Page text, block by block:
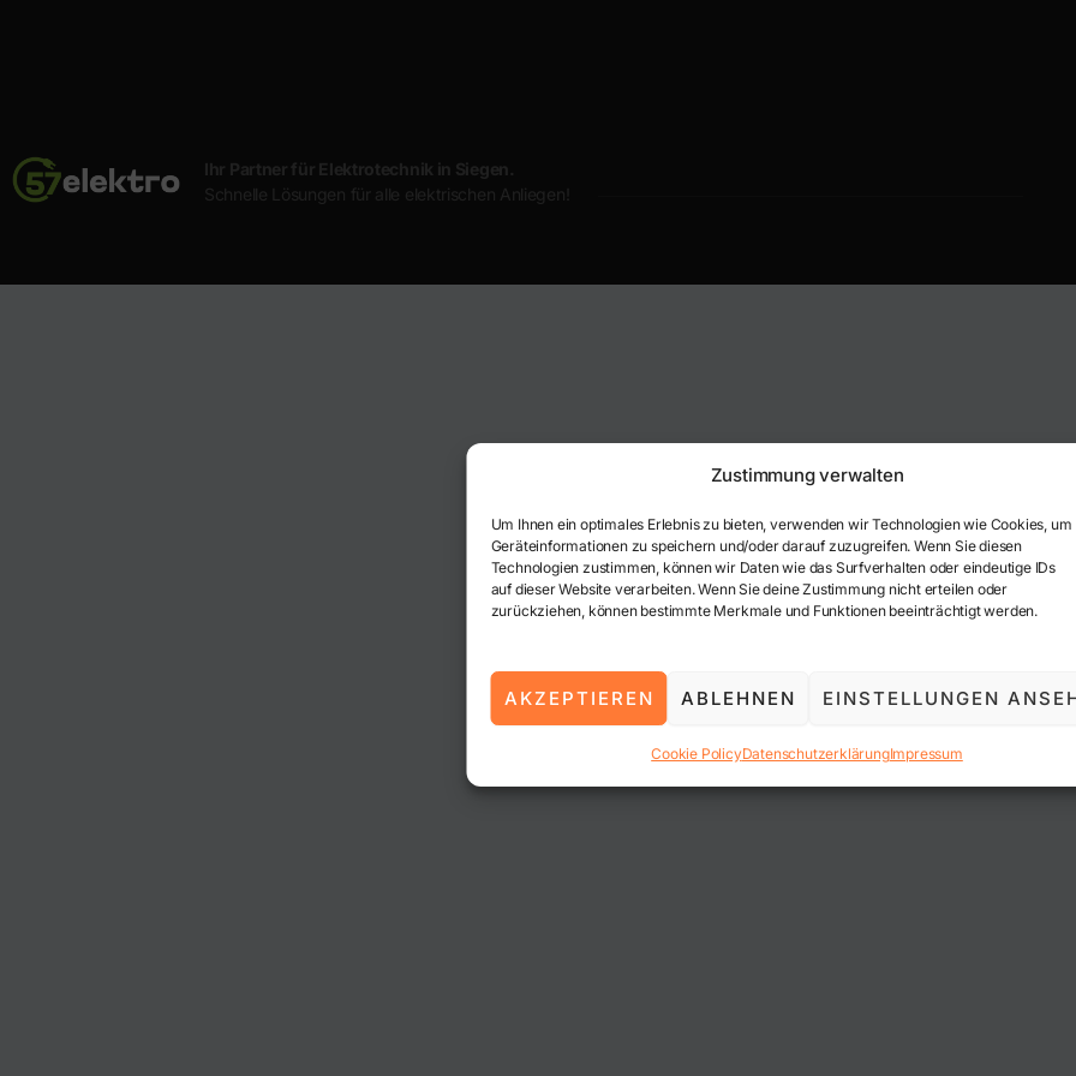
Zustimmung verwalten
Um Ihnen ein optimales Erlebnis zu bieten, verwenden wir Technologien wie Cookies, um
Geräteinformationen zu speichern und/oder darauf zuzugreifen. Wenn Sie diesen
Technologien zustimmen, können wir Daten wie das Surfverhalten oder eindeutige IDs
auf dieser Website verarbeiten. Wenn Sie deine Zustimmung nicht erteilen oder
zurückziehen, können bestimmte Merkmale und Funktionen beeinträchtigt werden.
AKZEPTIEREN ABLEHNEN EINSTELLUNGEN
Cookie PolicyDatenschutzerklärungImpressum
Ihr Partner für Elektrotechnik in Siegen.
Schnelle Lösungen für alle elektrischen Anliegen!